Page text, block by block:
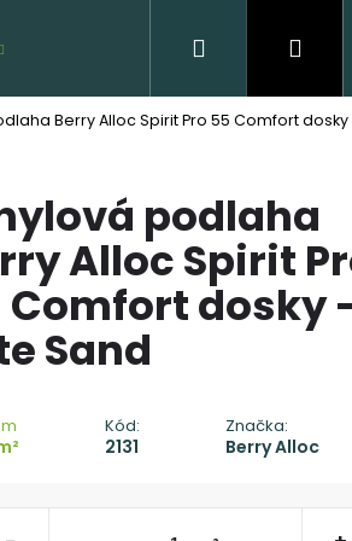
VZORKY ZDARMA Hľadať
Berry Alloc Spirit Pro 55 Comfort dosky
podlaha
Alloc Spirit
Comfort dosky
Sand
Kód:
2131
Značka:
Berry Alloc
PODLAHA
- CLICK
€